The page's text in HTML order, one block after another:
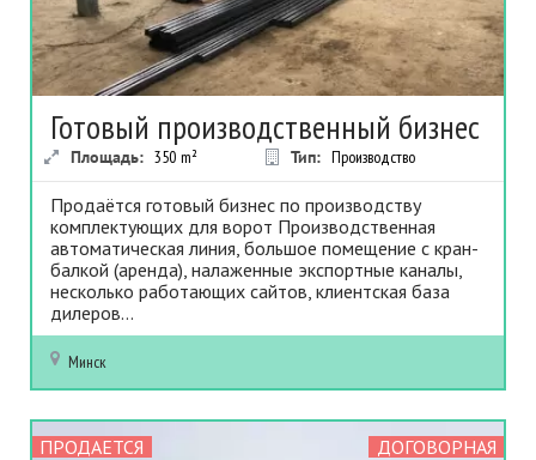
Готовый производственный бизнес
Площадь: 350 m² Тип: Производство
Продаётся готовый бизнес по производству
комплектующих для ворот Производственная
автоматическая линия, большое помещение с кран-
балкой (аренда), налаженные экспортные каналы,
несколько работающих сайтов, клиентская база
дилеров...
Минск
ПРОДАЕТСЯ ДОГОВОРНАЯ